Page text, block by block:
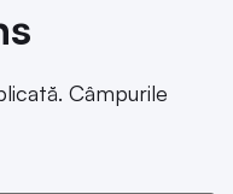
Câmpurile